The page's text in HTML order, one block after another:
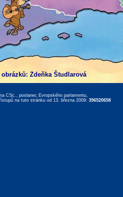
Zdeňka Študlarová
CSc., poslanec Evropského parlamentu,
na tuto stránku od 13. března 2009: 396520658